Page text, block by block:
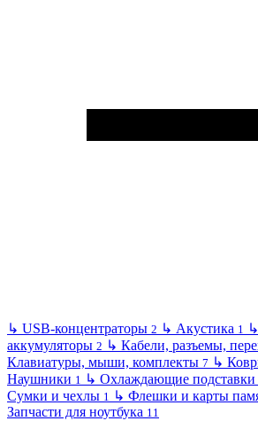
↳ USB-концентраторы 2 ↳ Акустика 1 ↳
аккумуляторы 2 ↳ Кабели, разъемы,
Клавиатуры, мыши, комплекты 7 ↳
Наушники 1 ↳ Охлаждающие подставки
Сумки и чехлы 1 ↳ Флешки и карты
Запчасти для ноутбука 11